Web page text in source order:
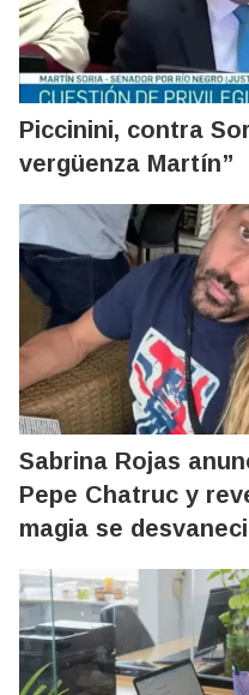
Piccinini, contra
vergüenza Martín”
Sabrina Rojas
Pepe Chatruc y
magia se